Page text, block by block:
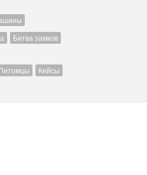
Битва замков
Кейсы